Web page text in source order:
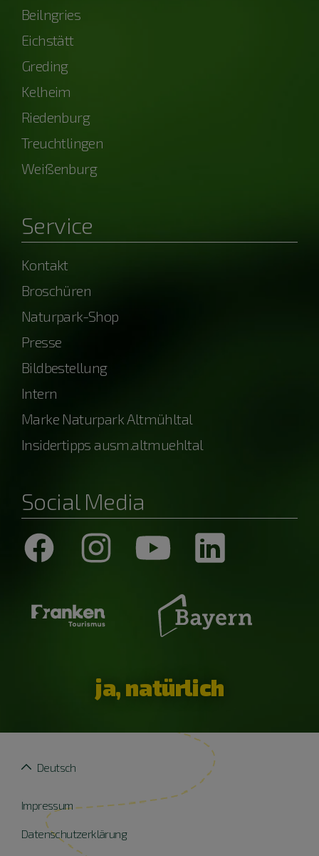
Beilngries
Eichstätt
Greding
Kelheim
Riedenburg
Treuchtlingen
Weißenburg
Service
Kontakt
Broschüren
Naturpark-Shop
Presse
Bildbestellung
Intern
Marke Naturpark Altmühltal
Insidertipps ausm.altmuehltal
Social Media
ja, natürlich
Impressum
Datenschutzerklärung
Deutsch